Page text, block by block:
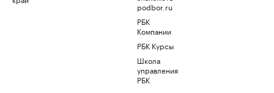
podbor.ru
РБК
Компании
РБК Курсы
Школа
управления
РБК